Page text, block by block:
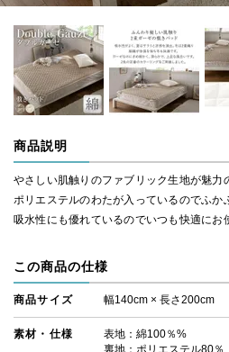
商品説明
やさしい肌触りのファブリック生地が魅力
ポリエステルのわたが入っているのでふか
吸水性にも優れているのでいつも快適にお
この商品の仕様
商品サイズ 幅140cm × 長さ200cm
素材・仕様
表地：綿100％%
裏地：ポリエステル80